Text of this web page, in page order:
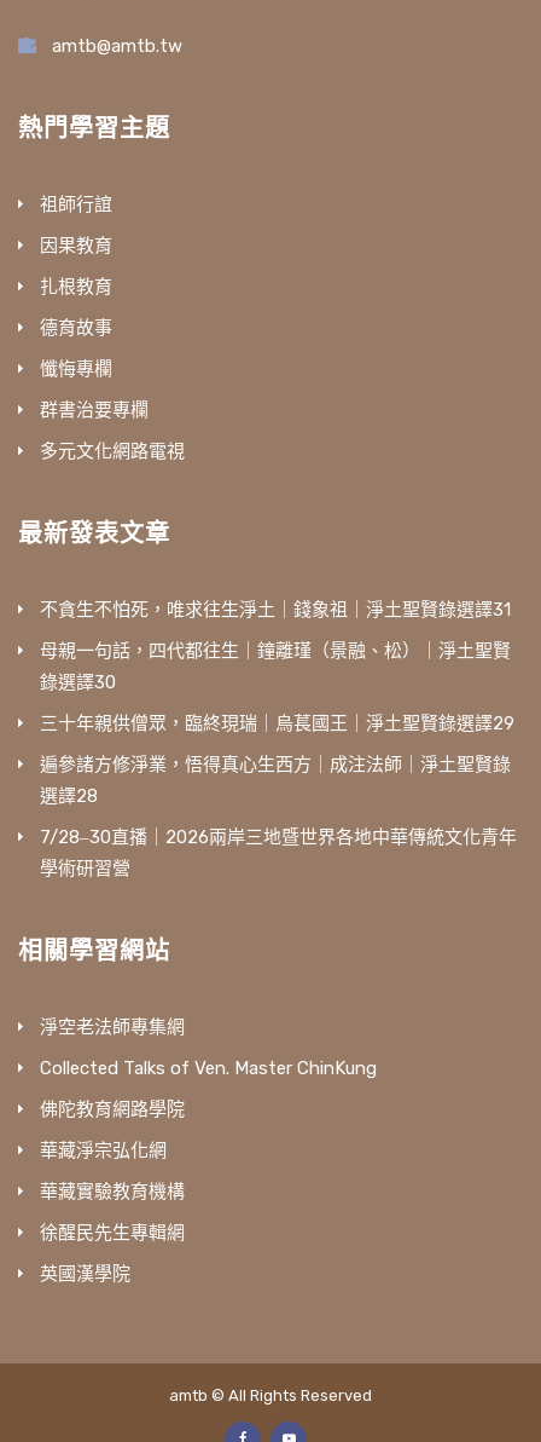
amtb@amtb.tw
熱門學習主題
祖師行誼
因果教育
扎根教育
德育故事
懺悔專欄
群書治要專欄
多元文化網路電視
最新發表文章
不貪生不怕死，唯求往生淨土｜錢象祖｜淨土聖賢錄選譯31
母親一句話，四代都往生｜鐘離瑾（景融、松）｜淨土聖賢
錄選譯30
三十年親供僧眾，臨終現瑞｜烏萇國王｜淨土聖賢錄選譯29
遍參諸方修淨業，悟得真心生西方｜成注法師｜淨土聖賢錄
選譯28
7/28‒30直播｜2026兩岸三地暨世界各地中華傳統文化青年
學術研習營
相關學習網站
淨空老法師專集網
Collected Talks of Ven. Master ChinKung
佛陀教育網路學院
華藏淨宗弘化網
華藏實驗教育機構
徐醒民先生專輯網
英國漢學院
amtb © All Rights Reserved